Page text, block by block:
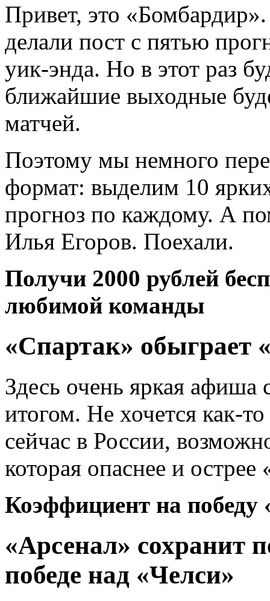
Привет, это
делали пост с пятью
уик-энда. Но в этот раз
ближайшие выходные
матчей.
Поэтому мы немного
формат: выделим 10
прогноз по каждому. А
Илья Егоров. Поехали.
Получи 2000 рублей
любимой команды
«Спартак» обыграет
Здесь очень яркая афиша
итогом. Не хочется как-
сейчас в России,
которая опаснее и острее
Коэффициент на победу
«Арсенал» сохранит
победе над «Челси»